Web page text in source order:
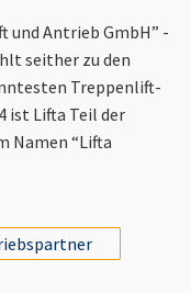
und Antrieb GmbH” -
seither zu den
Treppenlift-
ist Lifta Teil der
Namen “Lifta